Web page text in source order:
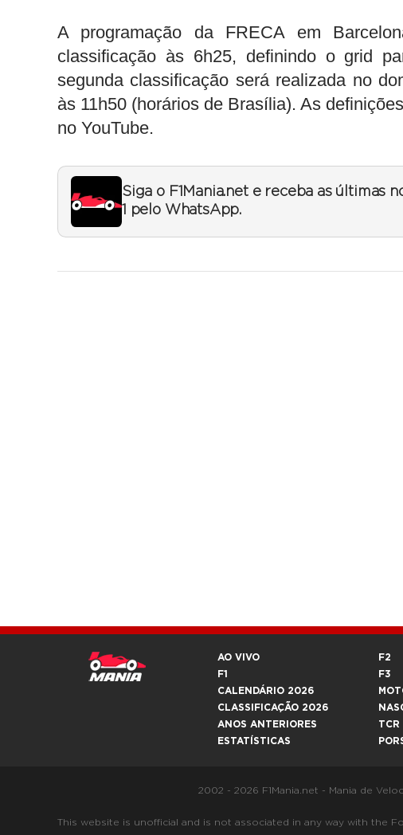
A programação da FRECA em
classificação às 6h25, definindo o grid
segunda classificação será realizada no
às 11h50 (horários de Brasília). As
no YouTube.
Siga o F1Mania.net e receba as últimas
1 pelo WhatsApp.
AO VIVO
F1
CALENDÁRIO 2026
CLASSIFICAÇÃO 2026
ANOS ANTERIORES
ESTATÍSTICAS
F2
F3
TCR
2002 - 2026 F1Mania.net - Mania de
This website is unofficial and is not associated in any way with the